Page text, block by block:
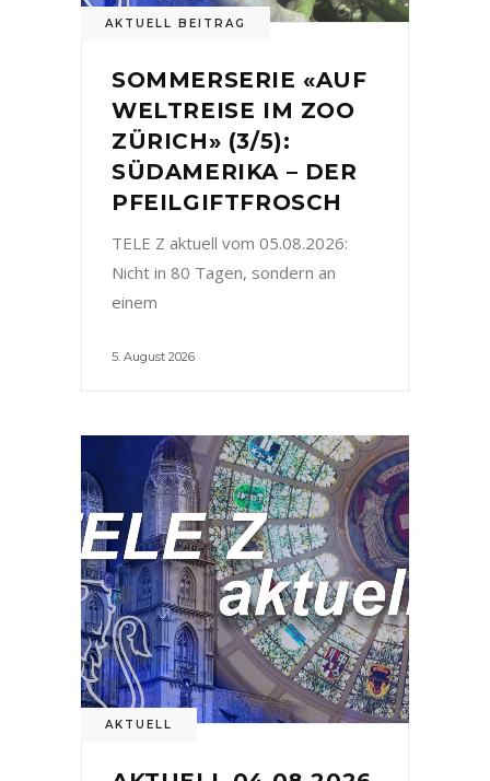
AKTUELL BEITRAG
SOMMERSERIE «AUF
WELTREISE IM ZOO
ZÜRICH» (3/5):
SÜDAMERIKA – DER
PFEILGIFTFROSCH
TELE Z aktuell vom 05.08.2026:
Nicht in 80 Tagen, sondern an
einem
5. August 2026
AKTUELL